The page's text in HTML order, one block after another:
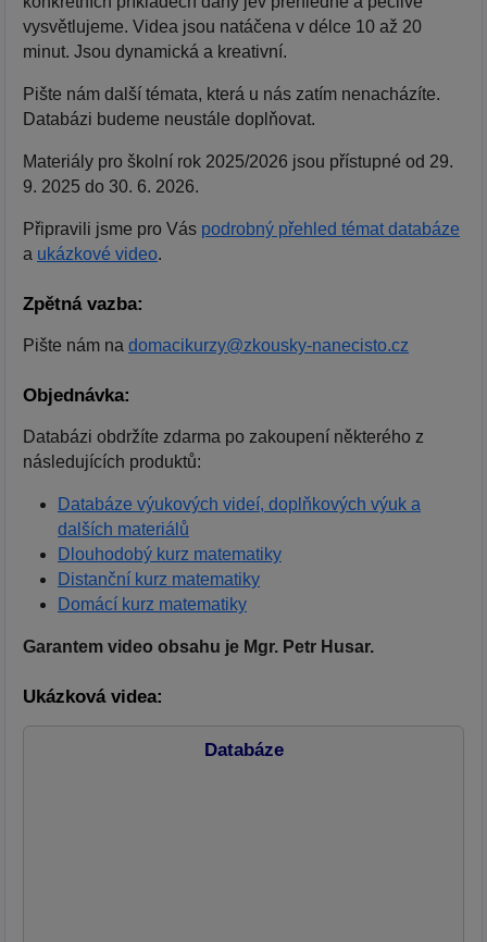
vysvětlujeme. Videa jsou natáčena v délce 10 až 20
minut. Jsou dynamická a kreativní.
Pište nám další témata, která u nás zatím nenacházíte.
Databázi budeme neustále doplňovat.
Materiály pro školní rok 2025/2026 jsou přístupné od 29.
9. 2025 do 30. 6. 2026.
Připravili jsme pro Vás podrobný přehled témat databáze
a ukázkové video.
Zpětná vazba:
Pište nám na domacikurzy@zkousky-nanecisto.cz
Objednávka:
Databázi obdržíte zdarma po zakoupení některého z
následujících produktů:
Databáze výukových videí, doplňkových výuk a
dalších materiálů
Dlouhodobý kurz matematiky
Distanční kurz matematiky
Domácí kurz matematiky
Garantem video obsahu je Mgr. Petr Husar.
Ukázková videa:
Databáze